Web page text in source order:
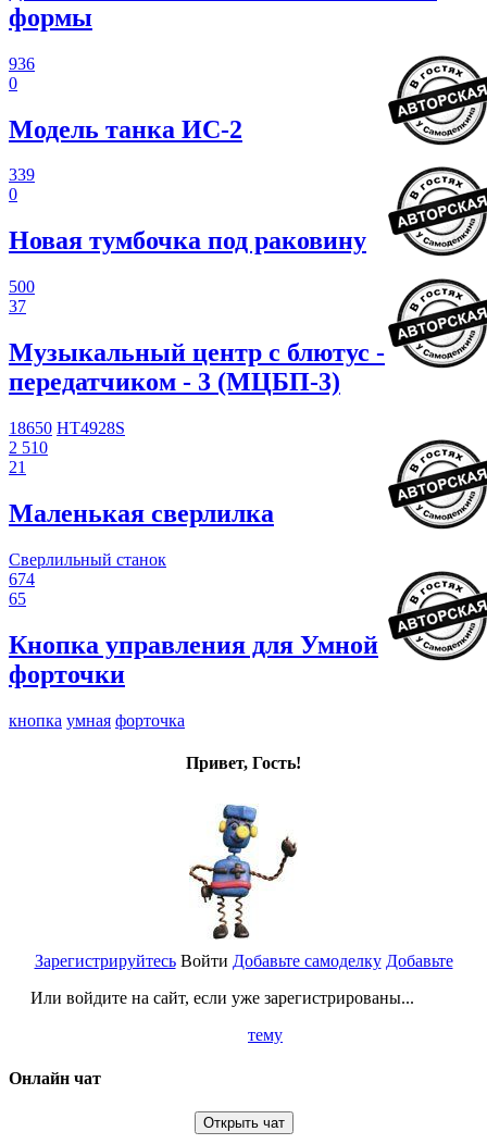
формы
936
0
Модель танка ИС-2
339
0
Новая тумбочка под раковину
500
37
Музыкальный центр с блютус -
передатчиком - 3 (МЦБП-3)
18650 HT4928S
2 510
21
Маленькая сверлилка
Сверлильный станок
674
65
Кнопка управления для Умной
форточки
кнопка умная форточка
Привет, Гость!
Зарегистрируйтесь
Или войдите на сайт, если уже зарегистрированы...
Войти Добавьте самоделку Добавьте
тему
Онлайн чат
Открыть чат